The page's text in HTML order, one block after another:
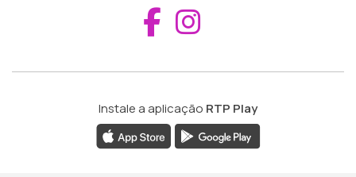
Aceder ao
Instale a aplicação RTP Play